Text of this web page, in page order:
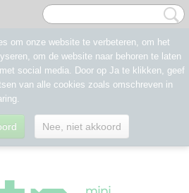
om onze website te verbeteren, om het
om de website naar behoren te laten
social media. Door op Ja te klikken, geef
van alle cookies zoals omschreven in
Nee, niet akkoord